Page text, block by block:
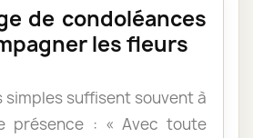
de condoléances
les fleurs
simples suffisent souvent à
présence : « Avec toute